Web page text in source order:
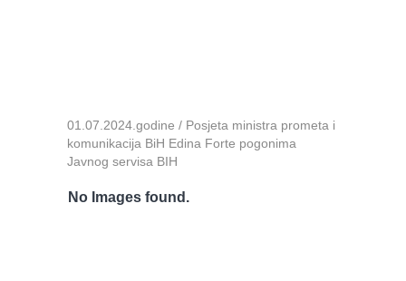
01.07.2024.godine / Posjeta ministra prometa i
komunikacija BiH Edina Forte pogonima
Javnog servisa BIH
No Images found.